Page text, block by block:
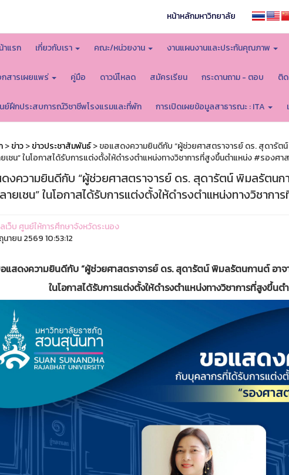
หน้าหลักมหาวิทยาลัย
าแรก เกี่ยวกับเรา คณะ/หน่วยงาน งานแผนงานและประกันคุณภาพ
กสารเผยแพร่ คู่มือ ดาวน์โหลด สมัครเรียน กระดานถาม - ตอบ ติ
ย์ฝึกประสบการณ์วิชาชีพโรงแรมและที่พัก การเปิดเผยข้อมูลสาธารณะ : ITA
>ข่าว>ข่าวประชาสัมพันธ์> ขอแสดงความยินดีกับ “ผู้ช่วยศาสตราจารย์ ดร. สุดารัต
ชน” ในโอกาสได้รับการแต่งตั้งให้ดำรงตำแหน่งทางวิชาการที่สูงขึ้นตำแหน่ง #รองศา
งความยินดีกับ “ผู้ช่วยศาสตราจารย์ ดร. สุดารัตน์ พิมลรัตนก
ยเชน” ในโอกาสได้รับการแต่งตั้งให้ดำรงตำแหน่งทางวิชาก
ว็บ ศูนย์ให้การศึกษาจังหวัดระนอง
ายน 2569 10:53:12
แสดงความยินดีกับ “ผู้ช่วยศาสตราจารย์ ดร. สุดารัตน์ พิมลรัตนกานต์ อา
ในโอกาสได้รับการแต่งตั้งให้ดำรงตำแหน่งทางวิชาการที่สูงขึ้นต